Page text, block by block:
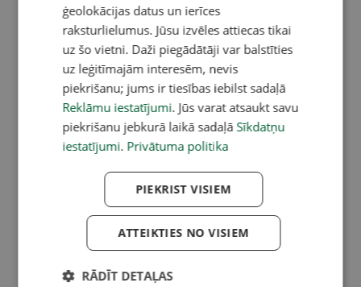
ģeolokācijas datus un ierīces
raksturlielumus. Jūsu izvēles attiecas tikai
uz šo vietni. Daži piegādātāji var balstīties
uz leģitīmajām interesēm, nevis
piekrišanu; jums ir tiesības iebilst sadaļā
Reklāmu iestatījumi. Jūs varat atsaukt savu
piekrišanu jebkurā laikā sadaļā Sīkdatņu
iestatījumi. Privātuma politika
PIEKRIST VISIEM
ATTEIKTIES NO VISIEM
RĀDĪT DETAĻAS